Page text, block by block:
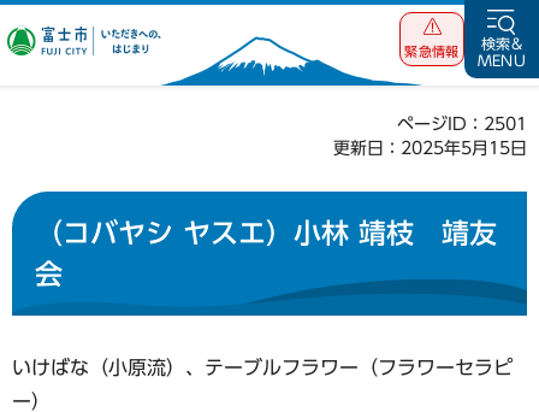
富士市 いただ
緊急情報
検索&
MENU
ページID：2501
更新日：2025年5月15日
（コバヤシ ヤスエ）小林 靖枝 靖友
会
いけばな（小原流）、テーブルフラワー（フラワーセラピ
ー）